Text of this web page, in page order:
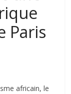
Paris
africain, le